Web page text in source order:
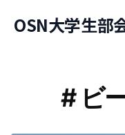
OSN大学生部
# ビ